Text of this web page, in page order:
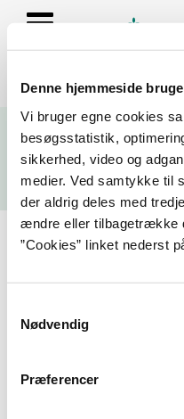
Denne hjemmeside
Vi bruger egne cookies
besøgsstatistik,
sikkerhed, video og
medier. Ved samtykke til
der aldrig deles med
ændre eller tilbagetrække
”Cookies” linket nederst
Nødvendig
Præferencer
Se resultater fra
fire kontrolrapporter
Søg på adresse, postnummer,
År